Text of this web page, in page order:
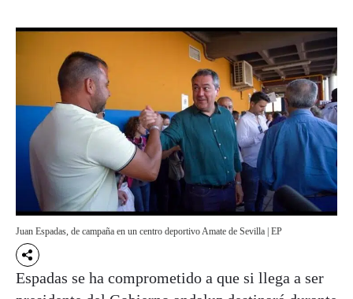
Juan Espadas, de campaña en un centro deportivo Amate de Sevilla | EP
Espadas se ha comprometido a que si llega a ser